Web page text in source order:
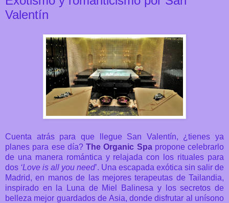
Valentín
Cuenta atrás para que llegue San Valentín, ¿tienes ya
planes para ese día? The Organic Spa propone celebrarlo
de una manera romántica y relajada con
los rituales para
dos ‘Love is all you need’. Una escapada exótica sin salir de
Madrid, en manos de las mejores terapeutas de Tailandia,
inspirado en la Luna de Miel Balinesa y los secretos de
belleza mejor guardados de Asia, donde disfrutar al unísono